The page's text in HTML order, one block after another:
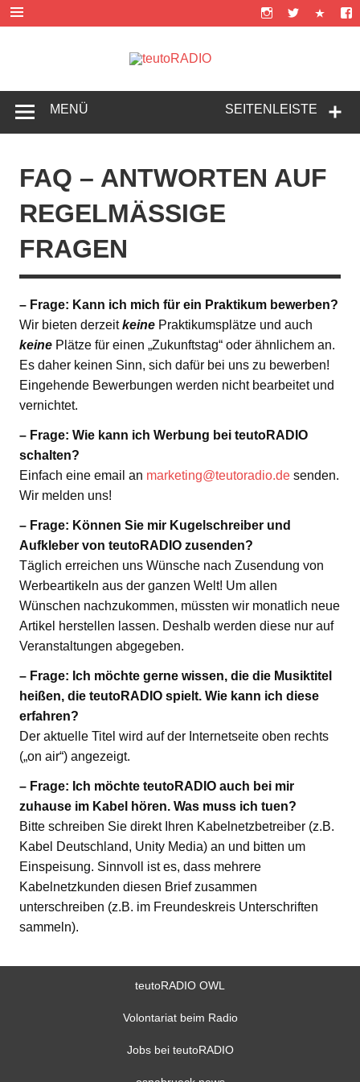
Zum
Inhalt
springen
SEITENLEISTE
MENÜ
FAQ – ANTWORTEN AUF
REGELMÄSSIGE F
RAGEN
– Frage: Kann ich mich für ein Praktikum bewerben?
Wir bieten derzeitkeine Praktikumsplätze und auch
keine Plätze für einen „Zukunftstag“ oder ähnlichem an.
Es daher keinen Sinn, sich dafür bei uns zu bewerben!
Eingehende Bewerbungen werden nicht bearbeitet und
vernichtet.
– Frage: Wie kann ich Werbung bei teutoRADIO
schalten?
Einfach eine email an marketing@teutoradio.de senden.
Wir melden uns!
– Frage: Können Sie mir Kugelschreiber und
Aufkleber von teutoRADIO zusenden?
Täglich erreichen uns Wünsche nach Zusendung von
Werbeartikeln aus der ganzen Welt! Um allen
Wünschen nachzukommen, müssten wir monatlich neue
Artikel herstellen lassen. Deshalb werden diese nur auf
Veranstaltungen abgegeben.
– Frage: Ich möchte gerne wissen, die die Musiktitel
heißen, die teutoRADIO spielt. Wie kann ich diese
erfahren?
Der aktuelle Titel wird auf der Internetseite oben rechts
(„on air“) angezeigt.
– Frage: Ich möchte teutoRADIO auch bei mir
zuhause im Kabel hören. Was muss ich tuen?
Bitte schreiben Sie direkt Ihren Kabelnetzbetreiber (z.B.
Kabel Deutschland, Unity Media) an und bitten um
Einspeisung. Sinnvoll ist es, dass mehrere
Kabelnetzkunden diesen Brief zusammen
unterschreiben (z.B. im Freundeskreis Unterschriften
sammeln).
teutoRADIO OWL
Volontariat beim Radio
Jobs bei teutoRADIO